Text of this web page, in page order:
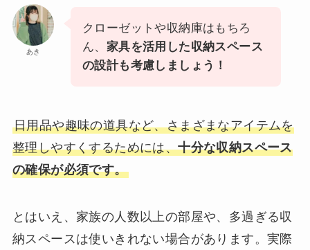
あき
クローゼットや収納庫はもちろ
ん、 家具を活用した収納スペース
の設計も考慮しましょう！
日用品や趣味の道具など、さまざまなアイテムを
整理しやすくするためには、十分な収納スペース
の確保が必須です。
とはいえ、家族の人数以上の部屋や、多過ぎる収
納スペースは使いきれない場合があります。実際